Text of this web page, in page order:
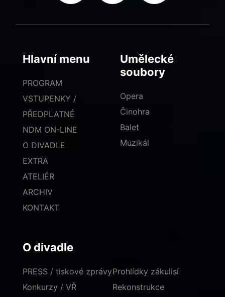
Hlavní menu
PROGRAM
VSTUPENKY /
PŘEDPLATNÉ
NDM ON-LINE
O DIVADLE
EXTRA
ATELIÉR
ARCHIV
KONTAKT
Umělecké
soubory
Opera
Činohra
Balet
Muzikál
O divadle
PRESS / tiskové zprávy
Konkurzy / VŘ
Prohlídky zákulisí
Rekonstrukce